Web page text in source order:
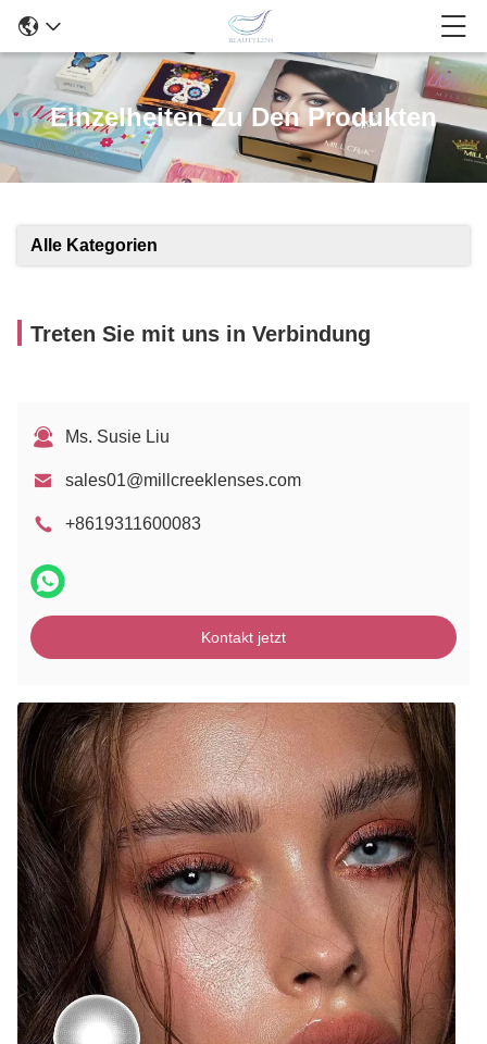
Einzelheiten Zu Den Produkten
Alle Kategorien
Treten Sie mit uns in Verbindung
Ms. Susie Liu
sales01@millcreeklenses.com
+8619311600083
Kontakt jetzt